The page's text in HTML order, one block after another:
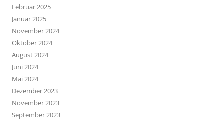
Februar 2025
Januar 2025
November 2024
Oktober 2024
August 2024
Juni 2024
Mai 2024
Dezember 2023
November 2023
September 2023